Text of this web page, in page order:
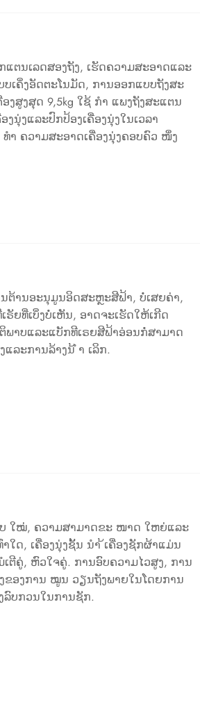
ຕນເລດສອງຖັງ, ເຮັດຄວາມສະອາດແລະ
ເຄິ່ງອັດຕະໂນມັດ, ການອອກແບບຖັງສະ
ງສູງສຸດ 9,5kg ໃຊ້ ກຳ ແພງຖັງສະແຕນ
ນຸ່ງແລະປົກປ້ອງເຄື່ອງນຸ່ງໃນເວລາ
ຄວາມສະອາດເຄື່ອງນຸ່ງຄອບຄົວ ໜຶ່ງ
ຕ້ານອະນຸມູນອິດສະຫຼະສີຟ້າ, ບໍ່ເສຍຄ່າ,
ຍທີ່ເບິ່ງບໍ່ເຫັນ, ອາດຈະເຮັດໃຫ້ເກີດ
າບແລະແບັກທີເຣຍສີຟ້າອ່ອນກໍ່ສາມາດ
ແລະການລ້າງນ້ ຳ ເລິກ.
ບ ໃໝ່, ຄວາມສາມາດຂະ ໜາດ ໃຫຍ່ແລະ
ໃດ, ເຄື່ອງນຸ່ງຊັ້ນ ນຳ ້ເຄື່ອງຊັກຜ້າແມ່ນ
ຕີຄູ່, ຫົວໃຈຄູ່. ການອົບຄວາມໄວສູງ, ການ
ຂອງການ ໝູນ ວຽນຖັງພາຍໃນໂດຍການ
ບກວນໃນການຊັກ.